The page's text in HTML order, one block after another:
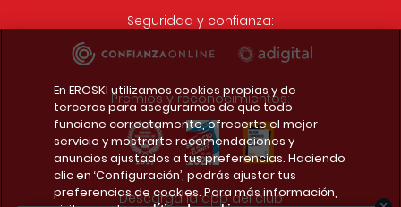
Seguridad y confianza:
Premios y reconocimientos:
Descarga la app del club
En EROSKI utilizamos cookies propias y de
terceros para asegurarnos de que todo
funcione correctamente, ofrecerte el mejor
servicio y mostrarte recomendaciones y
anuncios ajustados a tus preferencias. Haciendo
clic en ‘Configuración’, podrás ajustar tus
preferencias de cookies. Para más información,